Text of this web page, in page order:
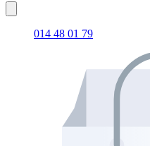
014 48 01 79